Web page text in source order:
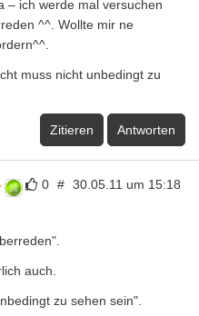
– ich werde mal versuchen
^^. Wollte mir ne
muss nicht unbedingt zu
Zitieren Antworten
0 # 30.05.11 um 15:18
auch.
zu sehen sein".